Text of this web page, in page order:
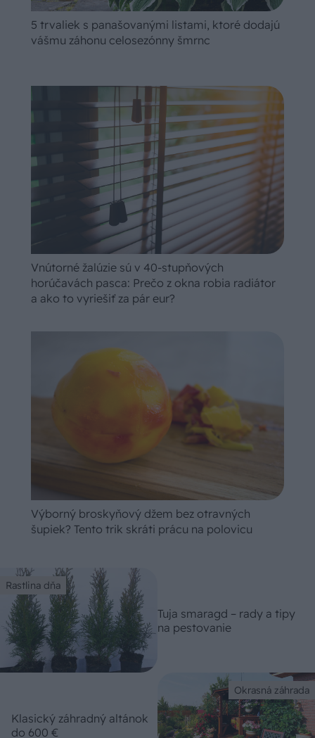
5 trvaliek s panašovanými listami, ktoré dodajú
vášmu záhonu celosezónny šmrnc
Vnútorné žalúzie sú v 40-stupňových
horúčavách pasca: Prečo z okna robia radiátor
a ako to vyriešiť za pár eur?
Výborný broskyňový džem bez otravných
šupiek? Tento trik skráti prácu na polovicu
Rastlina dňa
Tuja smaragd – rady a tipy
na pestovanie
Okrasná záhrada
Klasický záhradný altánok
do 600 €